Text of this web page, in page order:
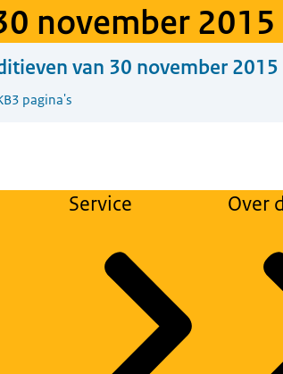
november 2015
van 30 november 2015
3 pagina's
Service Over